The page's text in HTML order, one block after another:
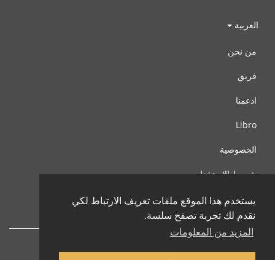
يستخدم هذا الموقع ملفات تعريف الارتباط لكي
نقدم لك تجربة تصفح سلسة.
المزيد من المعلومات
العربية
من نحن
فريق
ادعمنا
Libro
الخصوصية
شروط الإستخدام
اتصل بنا